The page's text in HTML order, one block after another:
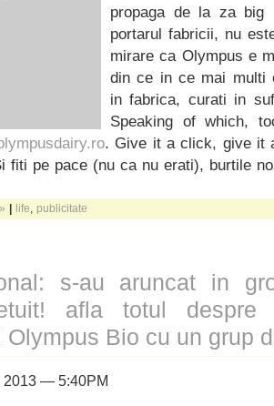
propaga de la za big
portarul fabricii, nu
mirare ca Olympus e
din ce in ce mai multi
in fabrica, curati in
Speaking of which,
. Give it a click, give it
fiti pe pace (nu ca nu erati), burtile
| life publicitate
s-au aruncat in
afla totul
Olympus Bio cu un grup
2013 — 5:40PM